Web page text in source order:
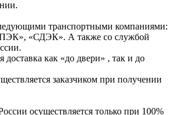
транспортными компаниями:
«СДЭК». А также со службой
доставка как «до двери» , так и до
заказчиком при получении
осуществляется только при 100%